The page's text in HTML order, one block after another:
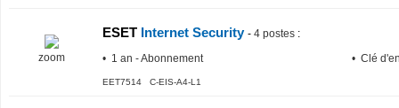
zoom
ESET Internet Security - 4 postes :
• 1 an - Abonnement
• Clé
EET7514 C-EIS-A4-L1